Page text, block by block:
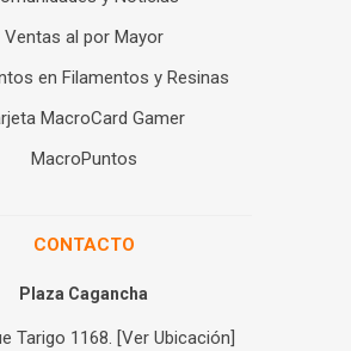
Ventas al por Mayor
en Filamentos y Resinas
MacroCard Gamer
MacroPuntos
CONTACTO
Plaza Cagancha
Tarigo 1168. [Ver Ubicación]